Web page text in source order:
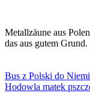
Metallzäune aus
das aus gutem
Bus z Polski do
Hodowla matek